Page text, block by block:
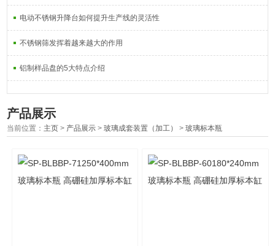
电动不锈钢升降台如何提升生产线的灵活性
不锈钢筛发挥着越来越大的作用
铝制样品盘的5大特点介绍
产品展示
当前位置： 主页 > 产品展示 >玻璃成套装置（加工） >玻璃标本瓶